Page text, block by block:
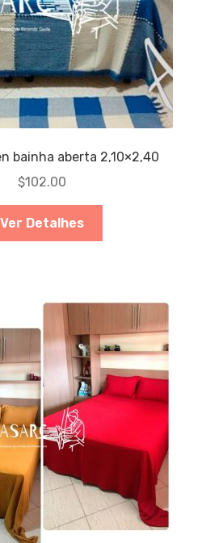
bainha aberta 2,10×2,40
$102.00
Ver Detalhes